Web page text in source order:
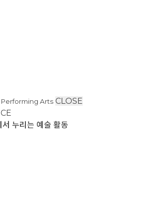
Arts CLOSE
누리는 예술 활동